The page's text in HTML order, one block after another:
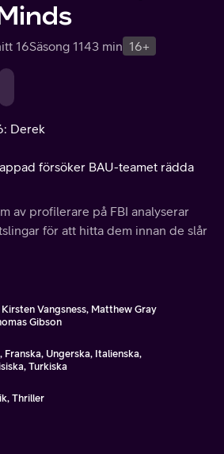
16Säsong 1143 min 16+
Derek
försöker BAU-teamet rädda
av profilerare på FBI analyserar
för att hitta dem innan de slår
Vangsness, Matthew Gray
Gibson
Franska, Ungerska, Italienska,
Turkiska
Thriller